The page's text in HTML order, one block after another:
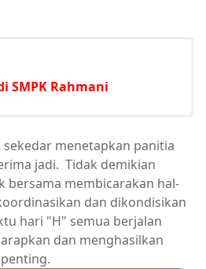
SMPK Rahmani
sekedar menetapkan panitia
jadi. Tidak demikian
bersama membicarakan hal-
dan dikondisikan
hari "H" semua berjalan
dan menghasilkan